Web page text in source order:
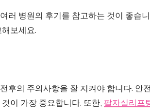
러 병원의 후기를 참고하는 것이 좋습
보세요.
후의 주의사항을 잘 지켜야 합니다. 안
이 가장 중요합니다. 또한, 팔자실리프